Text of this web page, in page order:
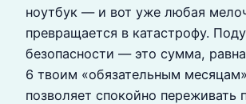
ноутбук — и вот уже любая
превращается в катастрофу.
безопасности — это сумма,
6 твоим «обязательным
позволяет спокойно переживать